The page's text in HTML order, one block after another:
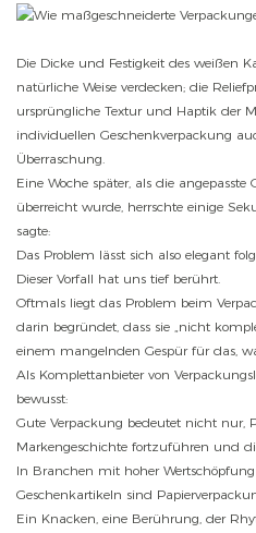
Die Dicke und Festigkeit des weißen
natürliche Weise verdecken; die
ursprüngliche Textur und Haptik der
individuellen Geschenkverpackung
Überraschung.
Eine Woche später, als die
überreicht wurde, herrschte einige
sagte:
Das Problem lässt sich also elegant
Dieser Vorfall hat uns tief berührt.
Oftmals liegt das Problem beim
darin begründet, dass sie „nicht
einem mangelnden Gespür für das,
Als Komplettanbieter von
bewusst:
Gute Verpackung bedeutet nicht nur,
Markengeschichte fortzuführen und
In Branchen mit hoher
Geschenkartikeln sind
Ein Knacken, eine Berührung, der